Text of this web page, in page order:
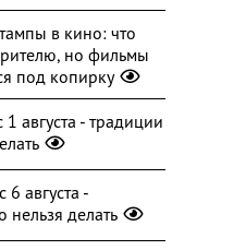
в кино: что
но фильмы
под копирку
августа - традиции
августа -
нельзя делать